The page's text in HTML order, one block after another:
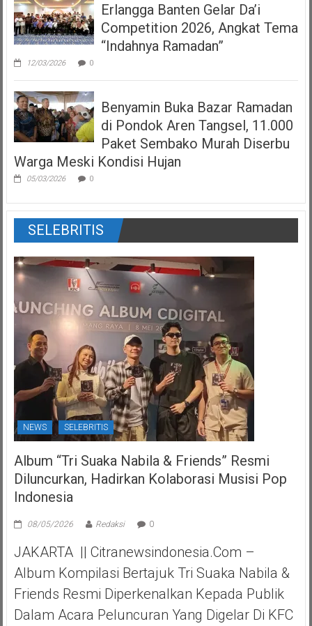
Erlangga Banten Gelar Da’i
Competition 2026, Angkat Tema
“Indahnya Ramadan”
12/03/2026 0
Benyamin Buka Bazar Ramadan
di Pondok Aren Tangsel, 11.000
Paket Sembako Murah Diserbu
Warga Meski Kondisi Hujan
05/03/2026 0
SELEBRITIS
NEWS SELEBRITIS
Album “Tri Suaka Nabila & Friends” Resmi
Diluncurkan, Hadirkan Kolaborasi Musisi Pop
Indonesia
08/05/2026 Redaksi 0
JAKARTA || Citranewsindonesia.com –
Album Kompilasi Bertajuk Tri Suaka Nabila &
Friends Resmi Diperkenalkan Kepada Publik
Dalam Acara Peluncuran Yang Digelar Di KFC